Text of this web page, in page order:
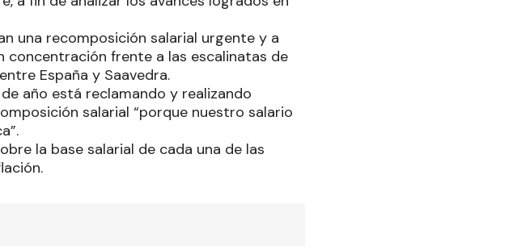
una recomposición salarial urgente y a
concentración frente a las escalinatas de
España y Saavedra.
año está reclamando y realizando
salarial “porque nuestro salario
la base salarial de cada una de las